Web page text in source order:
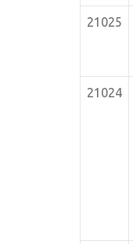
21025
21024